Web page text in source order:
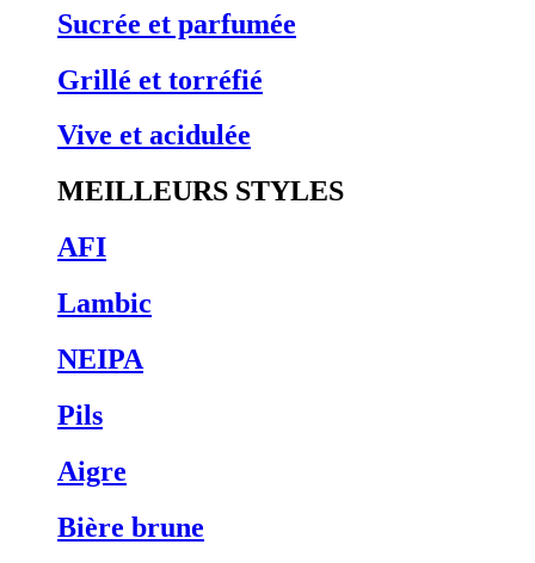
Sucrée et parfumée
Grillé et torréfié
Vive et acidulée
MEILLEURS STYLES
AFI
Lambic
NEIPA
Pils
Aigre
Bière brune